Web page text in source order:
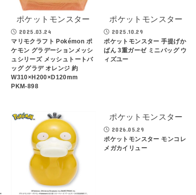
ポケットモンスター
2025.03.24
マリモクラフト Pokémon ポ
ケモン グラデーションメッシ
ュシリーズ メッシュトートバ
ッグ グラデ オレンジ 約
W310×H200×D120mm
PKM-898
ポケットモンスター
2025.10.29
ポケットモンスター 手提げか
ばん 3重ガーゼ ミニバッグ ウ
ィズユー
ポケットモンスター
2026.05.29
ポケットモンスター モンコレ
メガカイリュー